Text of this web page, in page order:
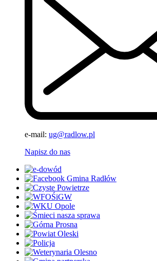
e-mail: ug@radlow.pl
Napisz do nas